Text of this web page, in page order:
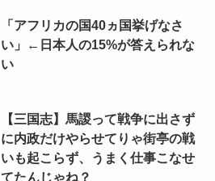
「アフリカの国40ヵ国挙げなさ
い」←日本人の15%が答えられな
い
【三国志】馬謖って戦争に出さず
に内政だけやらせてりゃ街亭の戦
いも起こらず、うまく仕事こなせ
てたんじゃね？